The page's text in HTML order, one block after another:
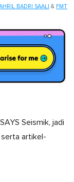
BADRI SAALI & FMT
SAYS Seismik, jadi
artikel-